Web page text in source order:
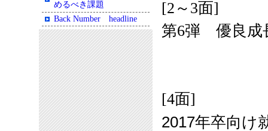
[2～3面]
第6弾 優良成
[4面]
2017年卒向け
めるべき課題
Back Number headline